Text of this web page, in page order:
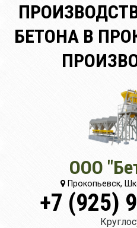
БЕТОНА В
ООО
Прокопьевск,
+7 (925)